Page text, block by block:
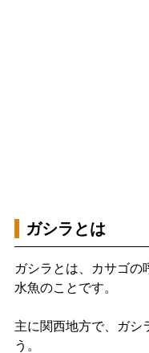
ガシラとは
ガシラとは、カサゴの
水魚のことです。
主に関西地方で、ガシ
う。